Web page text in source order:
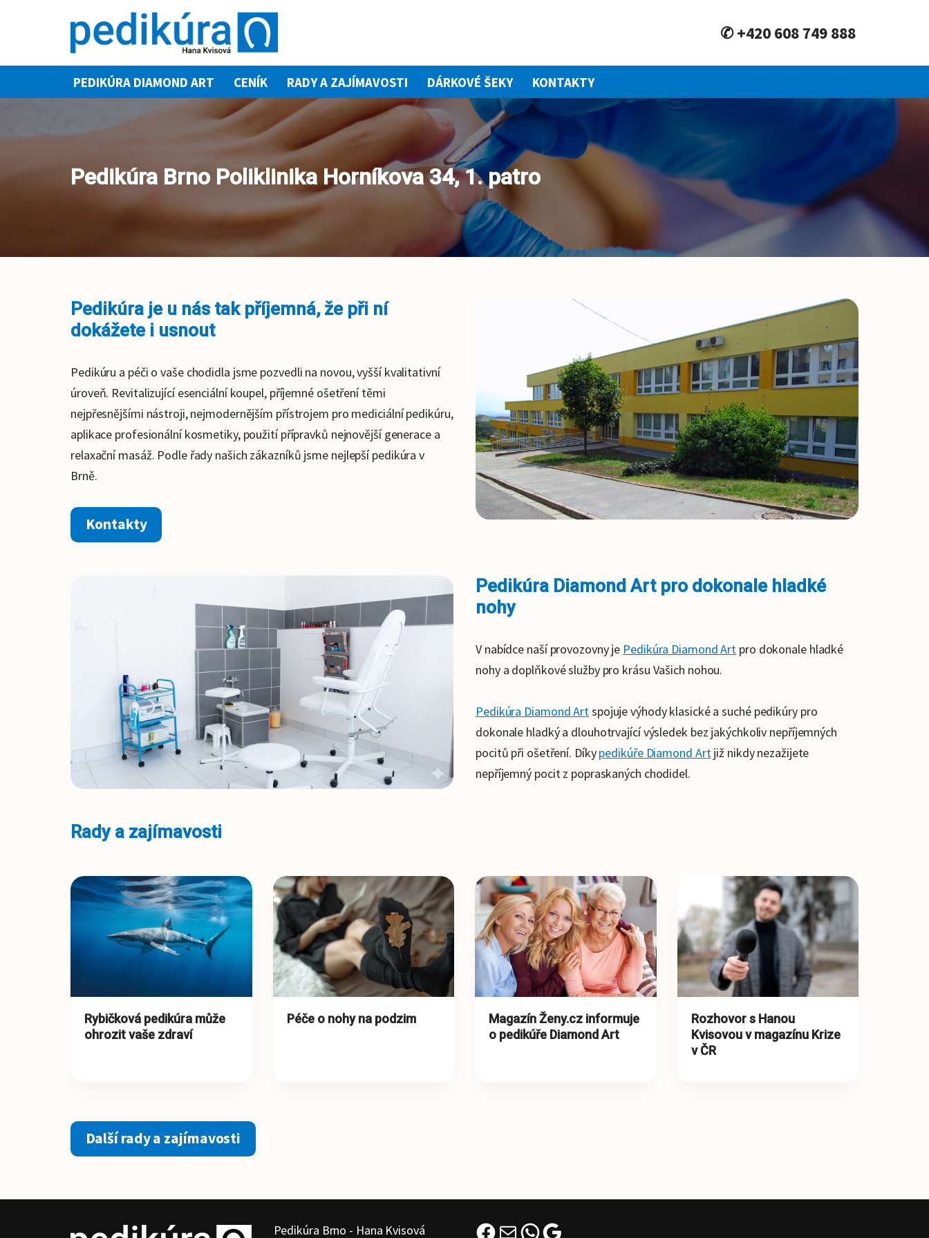
✆ +420 608 749 888
PEDIKÚRA DIAMOND ART CENÍK RADY A ZAJÍMAVOSTI DÁRKOVÉ ŠEKY KONTAKTY
Pedikúra Brno Poliklinika Horníkova 34, 1. patro
Pedikúra je u nás tak příjemná, že při ní
dokážete i usnout
Pedikúru a péči o vaše chodidla jsme pozvedli na novou, vyšší kvalitativní
úroveň. Revitalizující esenciální koupel, příjemné ošetření těmi
nejpřesnějšími nástroji, nejmodernějším přístrojem pro mediciální pedikúru,
aplikace profesionální kosmetiky, použití přípravků nejnovější generace a
relaxační masáž. Podle řady našich zákazníků jsme nejlepší pedikúra v
Brně.
Kontakty
Pedikúra Diamond Art pro dokonale hladké
nohy
V nabídce naší provozovny je Pedikúra Diamond Art pro dokonale hladké
nohy a doplňkové služby pro krásu Vašich nohou.
Pedikúra Diamond Artspojuje výhody klasické a suché pedikúry pro
dokonale hladký a dlouhotrvající výsledek bez jakýchkoliv nepříjemných
pocitů při ošetření. Díkypedikúře Diamond Artjiž nikdy nezažijete
nepříjemný pocit z popraskaných chodidel.
Rady a zajímavosti
Rybičková pedikúra může
ohrozit vaše zdraví
Péče o nohy na podzim
Magazín Ženy.cz informuje
o pedikúře Diamond Art
Rozhovor s Hanou
Kvisovou v magazínu Krize
v ČR
Další rady a zajímavosti
Pedikúra Brno - Hana Kvisová